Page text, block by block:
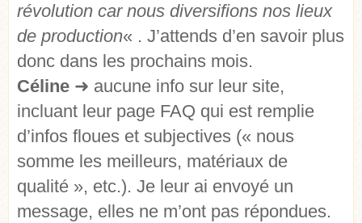
révolution car nous diversifions nos lieux
de production« . J’attends d’en savoir plus
donc dans les prochains mois.
Céline ➜ aucune info sur leur site,
incluant leur page FAQ qui est remplie
d’infos floues et subjectives (« nous
somme les meilleurs, matériaux de
qualité », etc.). Je leur ai envoyé un
message, elles ne m’ont pas répondues.